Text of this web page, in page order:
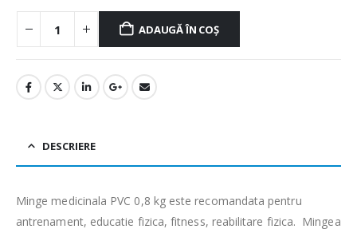
ADAUGĂ ÎN COȘ
DESCRIERE
Minge medicinala PVC 0,8 kg este recomandata pentru
antrenament, educatie fizica, fitness, reabilitare fizica. Mingea